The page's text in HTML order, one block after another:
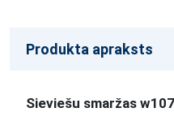
Produkta apraksts
Sieviešu smaržas w107